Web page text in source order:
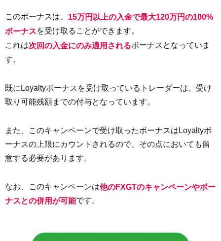
このボーナスは、 15万円以上の入金で最大120万円の100%
ボーナスを受け取ることができます。
これは次回の入金にのみ適用されるボーナスとなっていま
す。
既にLoyaltyボーナスを受け取っているトレーダーは、受け
取り可能残額までの付与となっています。
また、このキャンペーンで受け取ったボーナスはLoyaltyボ
ーナスの上限にカウントされるので、その点においても留
意する必要があります。
なお、このキャンペーンは他のFXGTのキャンペーンやボー
ナスとの併用が可能です。